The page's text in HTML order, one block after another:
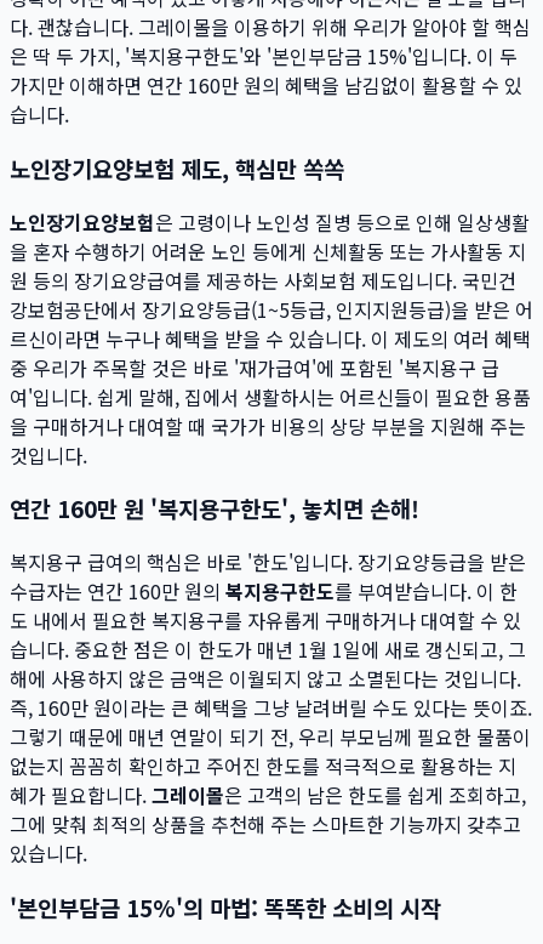
다. 괜찮습니다. 그레이몰을 이용하기 위해 우리가 알아야 할 핵심
은 딱 두 가지, '복지용구한도'와 '본인부담금 15%'입니다. 이 두
가지만 이해하면 연간 160만 원의 혜택을 남김없이 활용할 수 있
습니다.
노인장기요양보험 제도, 핵심만 쏙쏙
노인장기요양보험은 고령이나 노인성 질병 등으로 인해 일상생활
을 혼자 수행하기 어려운 노인 등에게 신체활동 또는 가사활동 지
원 등의 장기요양급여를 제공하는 사회보험 제도입니다. 국민건
강보험공단에서 장기요양등급(1~5등급, 인지지원등급)을 받은 어
르신이라면 누구나 혜택을 받을 수 있습니다. 이 제도의 여러 혜택
중 우리가 주목할 것은 바로 '재가급여'에 포함된 '복지용구 급
여'입니다. 쉽게 말해, 집에서 생활하시는 어르신들이 필요한 용품
을 구매하거나 대여할 때 국가가 비용의 상당 부분을 지원해 주는
것입니다.
연간 160만 원 '복지용구한도', 놓치면 손해!
복지용구 급여의 핵심은 바로 '한도'입니다. 장기요양등급을 받은
수급자는 연간 160만 원의 복지용구한도를 부여받습니다. 이 한
도 내에서 필요한 복지용구를 자유롭게 구매하거나 대여할 수 있
습니다. 중요한 점은 이 한도가 매년 1월 1일에 새로 갱신되고, 그
해에 사용하지 않은 금액은 이월되지 않고 소멸된다는 것입니다.
즉, 160만 원이라는 큰 혜택을 그냥 날려버릴 수도 있다는 뜻이죠.
그렇기 때문에 매년 연말이 되기 전, 우리 부모님께 필요한 물품이
없는지 꼼꼼히 확인하고 주어진 한도를 적극적으로 활용하는 지
혜가 필요합니다.그레이몰은 고객의 남은 한도를 쉽게 조회하고,
그에 맞춰 최적의 상품을 추천해 주는 스마트한 기능까지 갖추고
있습니다.
'본인부담금 15%'의 마법: 똑똑한 소비의 시작